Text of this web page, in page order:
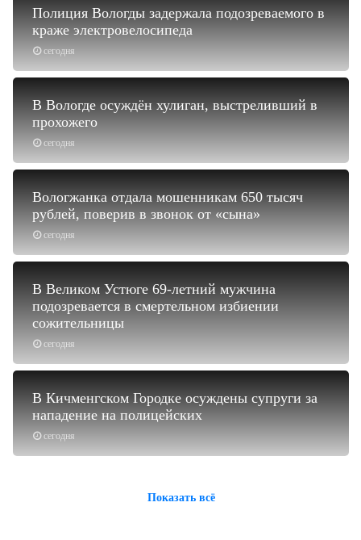
сегодня
Полиция Вологды задержала подозреваемого в
краже электровелосипеда
сегодня
В Вологде осуждён хулиган, выстреливший в
прохожего
сегодня
Вологжанка отдала мошенникам 650 тысяч
рублей, поверив в звонок от «сына»
сегодня
В Великом Устюге 69-летний мужчина
подозревается в смертельном избиении
сожительницы
сегодня
В Кичменгском Городке осуждены супруги за
нападение на полицейских
Показать всё